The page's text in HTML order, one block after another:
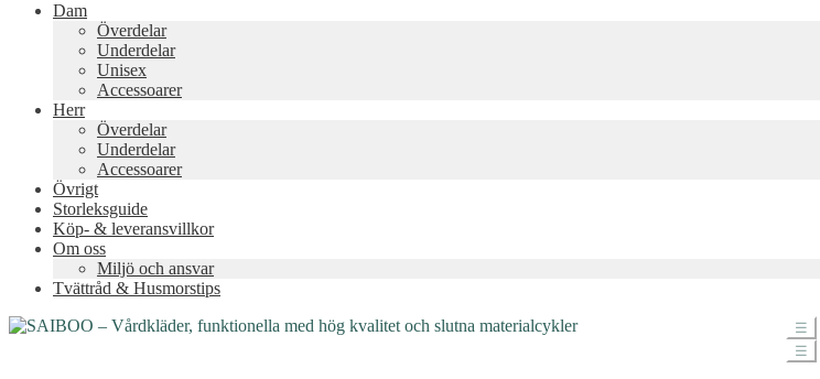
Dam
Överdelar
Underdelar
Unisex
Accessoarer
Herr
Överdelar
Underdelar
Accessoarer
Övrigt
Storleksguide
Köp- & leveransvillkor
Om oss
Miljö och ansvar
Tvättråd & Husmorstips
☰
☰